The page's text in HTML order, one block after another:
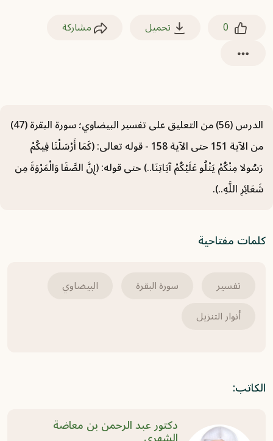
الآية 166
2021-05-31
سورة الأعراف (18) تفسير من الآية 152 حتى
2021-05-31
0 تحميل مشاركة
الدرس (56) من التعليق على تفسير البيضاوي؛ سورة البقرة (47)
من الآية 151 حتى الآية 158 - قوله تعالى: (كَمَا أَرْسَلْنَا فِيكُمْ
رَسُولا مِنْكُمْ يَتْلُو عَلَيْكُمْ آيَاتِنَا..) حتى قوله: (إِنَّ الصَّفَا وَالْمَرْوَةَ مِن
شَعَائِرِ اللَّهِ..).
كلمات مفتاحية
تفسير سورة البقرة
البيضاوي
أنوار التنزيل
الكاتب:
دكتور عبد الرحمن بن معاضة